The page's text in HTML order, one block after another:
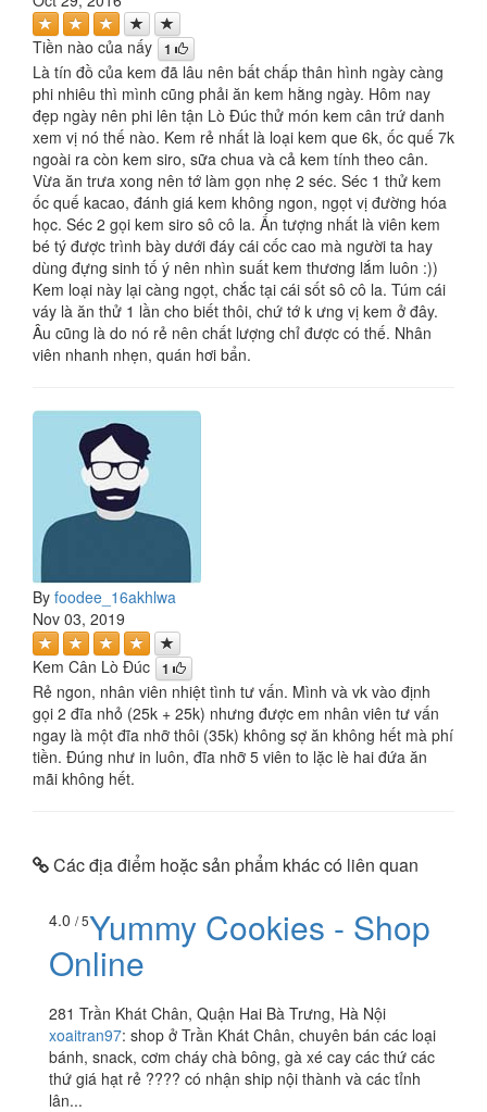
Tiền nào của nấy 1
Là tín đồ của kem đã lâu nên bất chấp thân hình ngày càng
phi nhiêu thì mình cũng phải ăn kem hằng ngày. Hôm nay
đẹp ngày nên phi lên tận Lò Đúc thử món kem cân trứ danh
xem vị nó thế nào. Kem rẻ nhất là loại kem que 6k, ốc quế 7k
ngoài ra còn kem siro, sữa chua và cả kem tính theo cân.
Vừa ăn trưa xong nên tớ làm gọn nhẹ 2 séc. Séc 1 thử kem
ốc quế kacao, đánh giá kem không ngon, ngọt vị đường hóa
học. Séc 2 gọi kem siro sô cô la. Ấn tượng nhất là viên kem
bé tý được trình bày dưới đáy cái cốc cao mà người ta hay
dùng đựng sinh tố ý nên nhìn suất kem thương lắm luôn :))
Kem loại này lại càng ngọt, chắc tại cái sốt sô cô la. Túm cái
váy là ăn thử 1 lần cho biết thôi, chứ tớ k ưng vị kem ở đây.
Âu cũng là do nó rẻ nên chất lượng chỉ được có thế. Nhân
viên nhanh nhẹn, quán hơi bẩn.
By foodee_16akhlwa
Nov 03, 2019
Kem Cân Lò Đúc 1
Rẻ ngon, nhân viên nhiệt tình tư vấn. Mình và vk vào định
gọi 2 đĩa nhỏ (25k + 25k) nhưng được em nhân viên tư vấn
ngay là một đĩa nhỡ thôi (35k) không sợ ăn không hết mà phí
tiền. Đúng như in luôn, đĩa nhỡ 5 viên to lặc lè hai đứa ăn
mãi không hết.
Các địa điểm hoặc sản phẩm khác có liên quan
4.0 / 5Yummy Cookies - Shop
Online
281 Trần Khát Chân, Quận Hai Bà Trưng, Hà Nội
xoaitran97: shop ở Trần Khát Chân, chuyên bán các loại
bánh, snack, cơm cháy chà bông, gà xé cay các thứ các
thứ giá hạt rẻ ???? có nhận ship nội thành và các tỉnh
lân...